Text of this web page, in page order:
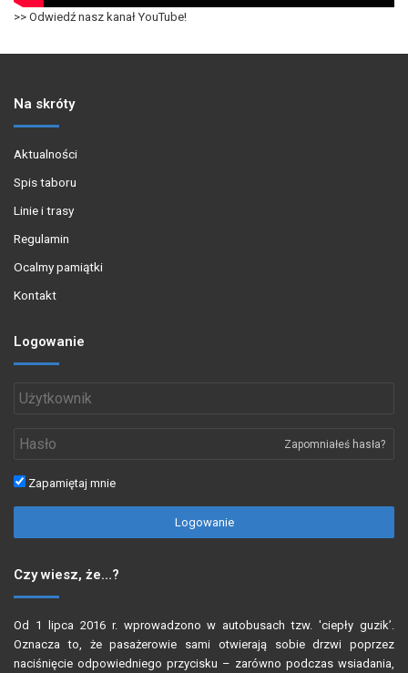
>> Odwiedź nasz kanał YouTube!
Na skróty
Aktualności
Spis taboru
Linie i trasy
Regulamin
Ocalmy pamiątki
Kontakt
Logowanie
Zapomniałeś hasła?
Zapamiętaj mnie
Logowanie
Czy wiesz, że…?
Od 1 lipca 2016 r. wprowadzono w autobusach tzw. 'ciepły guzik’.
Oznacza to, że pasażerowie sami otwierają sobie drzwi poprzez
naciśnięcie odpowiedniego przycisku – zarówno podczas wsiadania,